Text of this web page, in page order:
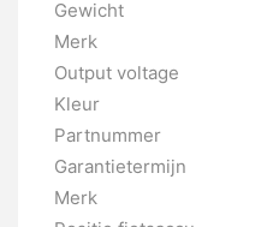
Gewicht
Merk
Output voltage
Kleur
Partnummer
Garantietermijn
Merk